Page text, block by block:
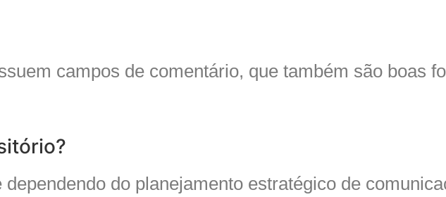
campos de comentário, que também são boas
do planejamento estratégico de